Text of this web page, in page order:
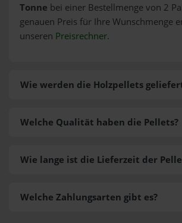
Tonne bei einer Bestellmenge von 2
genauen Preis für Ihre Wunschmenge
unseren Preisrechner.
Wie werden die Holzpellets
Welche Zahlungsarten gibt es?
Welche Qualität haben die Pellets?
Wie lange ist die Lieferzeit der